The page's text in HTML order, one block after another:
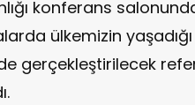
konferans
ülkemizin
gerçekleştirilecek